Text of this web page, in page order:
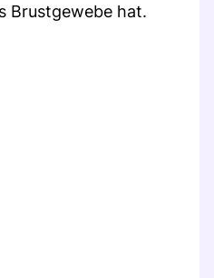
Brustgewebe hat.